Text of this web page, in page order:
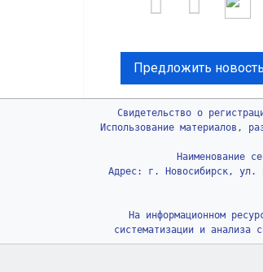
Предложить новость
Свидетельство о
Использование материалов,
Наименование
Адрес: г. Новосибирск, ул.
На информационном
систематизации и анализа